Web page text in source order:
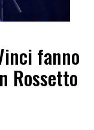
fanno
Rossetto